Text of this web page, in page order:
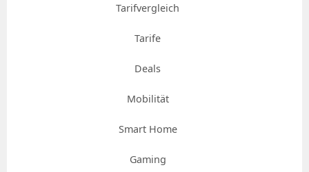
Tarifvergleich
Tarife
Deals
Mobilität
Smart Home
Gaming